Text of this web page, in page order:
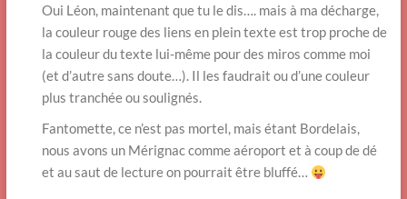
Oui Léon, maintenant que tu le dis…. mais à ma décharge,
la couleur rouge des liens en plein texte est trop proche de
la couleur du texte lui-même pour des miros comme moi
(et d’autre sans doute…). Il les faudrait ou d’une couleur
plus tranchée ou soulignés.
Fantomette, ce n’est pas mortel, mais étant Bordelais,
nous avons un Mérignac comme aéroport et à coup de dé
et au saut de lecture on pourrait être bluffé…